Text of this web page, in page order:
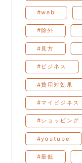
#web
#除外
#見方
#ビジネス
#費用対効果
#マイビジネス
#ショッピング
#youtube
#最低